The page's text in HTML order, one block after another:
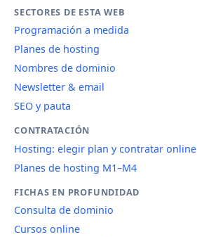
SECTORES DE ESTA WEB
Programación a medida
Planes de hosting
Nombres de dominio
Newsletter & email
SEO y pauta
CONTRATACIÓN
Hosting: elegir plan y contratar online
Planes de hosting M1–M4
FICHAS EN PROFUNDIDAD
Consulta de dominio
Cursos online